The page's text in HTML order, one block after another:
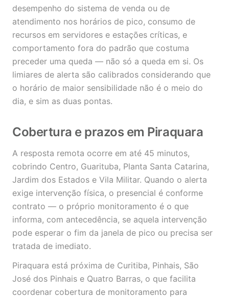
desempenho do sistema de venda ou de
atendimento nos horários de pico, consumo de
recursos em servidores e estações críticas, e
comportamento fora do padrão que costuma
preceder uma queda — não só a queda em si. Os
limiares de alerta são calibrados considerando que
o horário de maior sensibilidade não é o meio do
dia, e sim as duas pontas.
Cobertura e prazos em Piraquara
A resposta remota ocorre em até 45 minutos,
cobrindo Centro, Guarituba, Planta Santa Catarina,
Jardim dos Estados e Vila Militar. Quando o alerta
exige intervenção física, o presencial é conforme
contrato — o próprio monitoramento é o que
informa, com antecedência, se aquela intervenção
pode esperar o fim da janela de pico ou precisa ser
tratada de imediato.
Piraquara está próxima de Curitiba, Pinhais, São
José dos Pinhais e Quatro Barras, o que facilita
coordenar cobertura de monitoramento para